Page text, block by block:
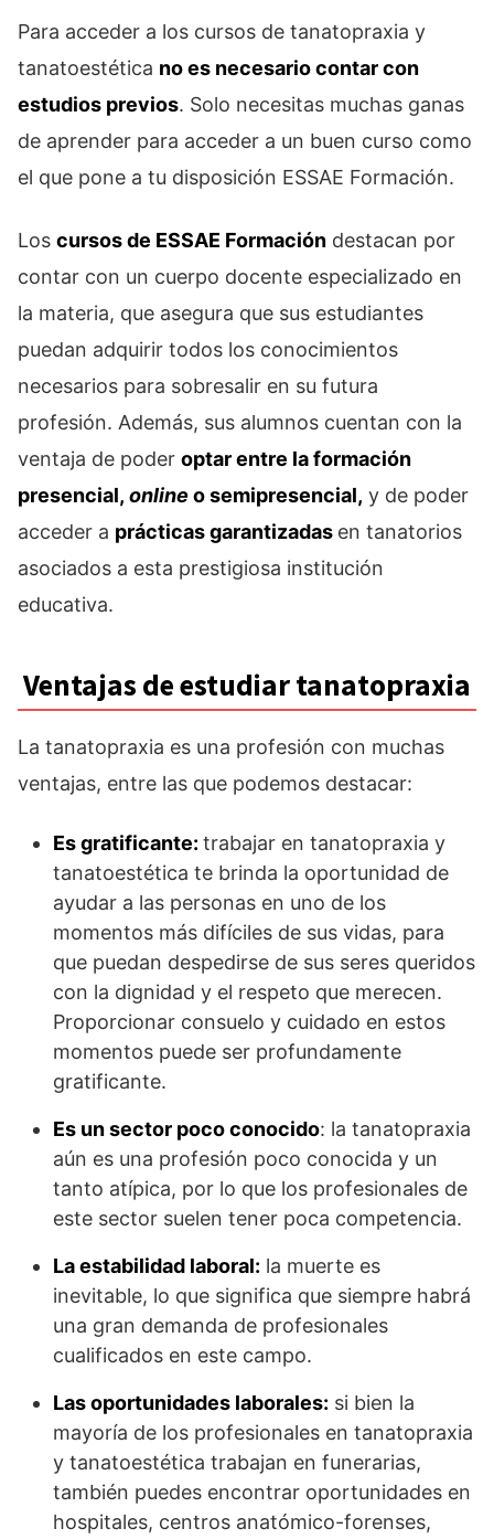
Para acceder a los cursos de tanatopraxia y
tanatoestética no es necesario contar con
estudios previos. Solo necesitas muchas ganas
de aprender para acceder a un buen curso como
el que pone a tu disposición ESSAE Formación.
Los cursos de ESSAE Formación destacan por
contar con un cuerpo docente especializado en
la materia, que asegura que sus estudiantes
puedan adquirir todos los conocimientos
necesarios para sobresalir en su futura
profesión. Además, sus alumnos cuentan con la
ventaja de poder optar entre la formación
presencial, online o semipresencial, y de poder
acceder a prácticas garantizadas en tanatorios
asociados a esta prestigiosa institución
educativa.
Ventajas de estudiar tanatopraxia
La tanatopraxia es una profesión con muchas
ventajas, entre las que podemos destacar:
Es gratificante: trabajar en tanatopraxia y
tanatoestética te brinda la oportunidad de
ayudar a las personas en uno de los
momentos más difíciles de sus vidas, para
que puedan despedirse de sus seres queridos
con la dignidad y el respeto que merecen.
Proporcionar consuelo y cuidado en estos
momentos puede ser profundamente
gratificante.
Es un sector poco conocido: la tanatopraxia
aún es una profesión poco conocida y un
tanto atípica, por lo que los profesionales de
este sector suelen tener poca competencia.
La estabilidad laboral: la muerte es
inevitable, lo que significa que siempre habrá
una gran demanda de profesionales
cualificados en este campo.
Las oportunidades laborales: si bien la
mayoría de los profesionales en tanatopraxia
y tanatoestética trabajan en funerarias,
también puedes encontrar oportunidades en
hospitales, centros anatómico-forenses,